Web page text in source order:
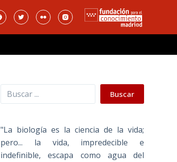
Buscar Buscar
"La biología es la ciencia de la vida;
pero... la vida, impredecible e
indefinible, escapa como agua del